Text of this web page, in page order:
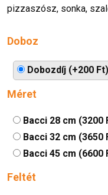
pizzaszósz, sonka,
Doboz
Dobozdíj (+200 Ft)
Méret
Bacci 28 cm (3200
Bacci 32 cm (3650
Bacci 45 cm (6600
Feltét